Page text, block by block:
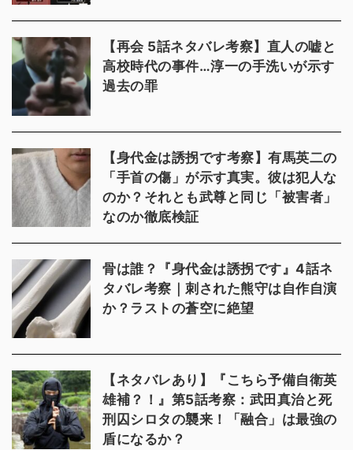
【再会 5話ネタバレ考察】直人の嘘と
高校時代の事件…淳一の手洗いが示す
過去の罪
【身代金は誘拐です考察】有馬英二の
「手首の傷」が示す真実。彼は犯人な
のか？それとも武尊と同じ「被害者」
なのか徹底検証
骨は誰？『身代金は誘拐です』4話ネ
タバレ考察｜刺された熊守は自作自演
か？ラストの蒼空に絶望
【ネタバレあり】『こちら予備自衛英
雄補？！』第5話考察：武田真治と死
刑囚シロタの襲来！「融合」は最強の
盾になるか？